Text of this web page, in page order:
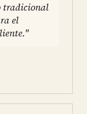
tradicional
el